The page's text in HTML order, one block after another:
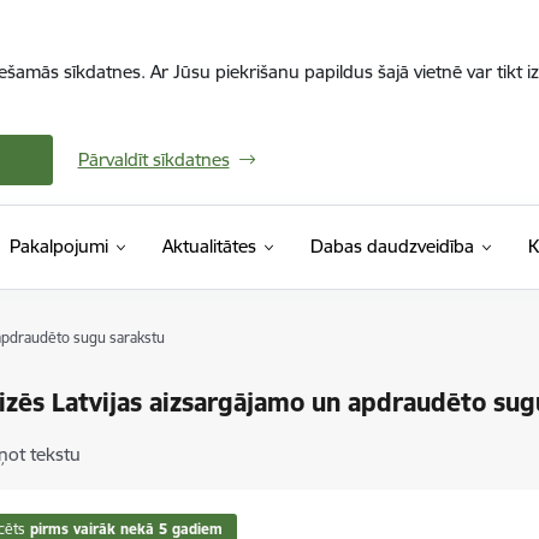
sīkdatnes. Ar Jūsu piekrišanu papildus šajā vietnē var tikt
Pārvaldīt sīkdatnes
Pakalpojumi Aktualitātes Dabas daudzveidība
sugu sarakstu
Latvijas aizsargājamo un apdraudēto
tekstu
pirms vairāk nekā 5 gadiem